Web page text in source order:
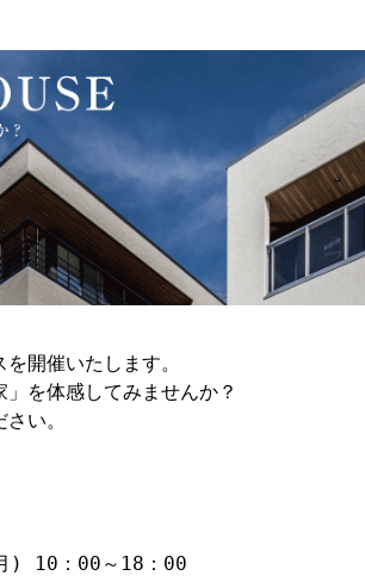
開催いたします。
を体感してみませんか？
い。
10：00～18：00